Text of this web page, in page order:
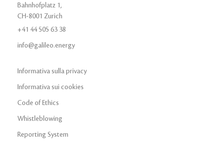
Bahnhofplatz 1,
CH-8001 Zurich
+41 44 505 63 38
info@galileo.energy
Informativa sulla privacy
Informativa sui cookies
Code of Ethics
Whistleblowing
Reporting System